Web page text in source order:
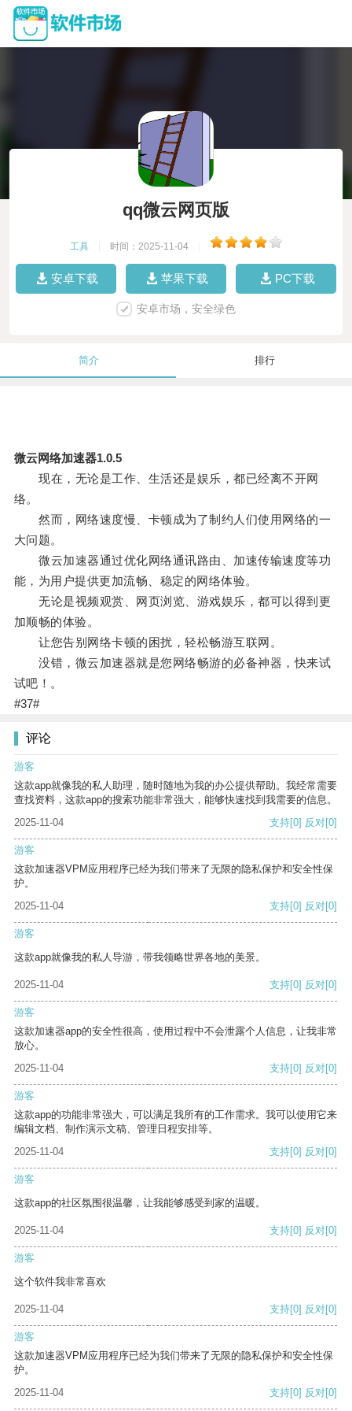
qq微云网页版
工具 时间：2025-11-04
安卓下载 苹果下载 PC下载
安卓市场，安全绿色
简介 排行
微云网络加速器1.0.5
现在，无论是工作、生活还是娱乐，都已经离不开网
络。
然而，网络速度慢、卡顿成为了制约人们使用网络的一
大问题。
微云加速器通过优化网络通讯路由、加速传输速度等功
能，为用户提供更加流畅、稳定的网络体验。
无论是视频观赏、网页浏览、游戏娱乐，都可以得到更
加顺畅的体验。
让您告别网络卡顿的困扰，轻松畅游互联网。
没错，微云加速器就是您网络畅游的必备神器，快来试
试吧！。
#37#
评论
游客
这款app就像我的私人助理，随时随地为我的办公提供帮助。我经常需要
查找资料，这款app的搜索功能非常强大，能够快速找到我需要的信息。
2025-11-04
支持[0] 反对[0]
游客
这款加速器VPM应用程序已经为我们带来了无限的隐私保护和安全性保
护。
2025-11-04
支持[0] 反对[0]
游客
这款app就像我的私人导游，带我领略世界各地的美景。
2025-11-04 支持[0] 反对[0]
游客
这款加速器app的安全性很高，使用过程中不会泄露个人信息，让我非常
放心。
2025-11-04
支持[0] 反对[0]
游客
这款app的功能非常强大，可以满足我所有的工作需求。我可以使用它来
编辑文档、制作演示文稿、管理日程安排等。
2025-11-04
支持[0] 反对[0]
游客
这款app的社区氛围很温馨，让我能够感受到家的温暖。
2025-11-04 支持[0] 反对[0]
游客
这个软件我非常喜欢
2025-11-04 支持[0] 反对[0]
游客
这款加速器VPM应用程序已经为我们带来了无限的隐私保护和安全性保
护。
2025-11-04
支持[0] 反对[0]